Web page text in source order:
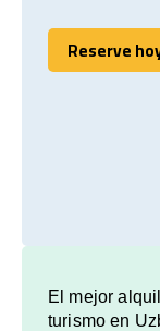
Reserve
Reserve
El mejor
turismo en